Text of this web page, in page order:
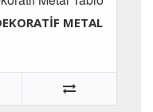
METAL